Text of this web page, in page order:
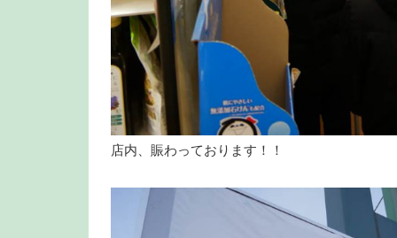
店内、賑わっております！！